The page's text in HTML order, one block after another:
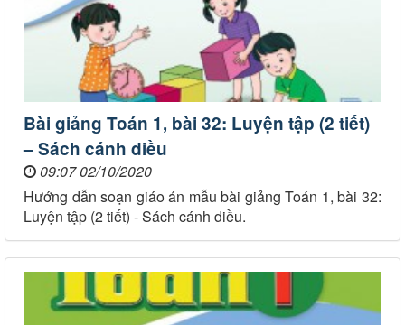
Bài giảng Toán 1, bài 32: Luyện tập (2 tiết)
– Sách cánh diều
09:07 02/10/2020
Hướng dẫn soạn giáo án mẫu bài giảng Toán 1, bài 32:
Luyện tập (2 tiết) - Sách cánh diều.